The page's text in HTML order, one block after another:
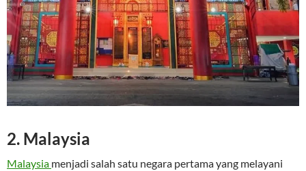
2. Malaysia
Malaysia menjadi salah satu negara pertama yang melayani